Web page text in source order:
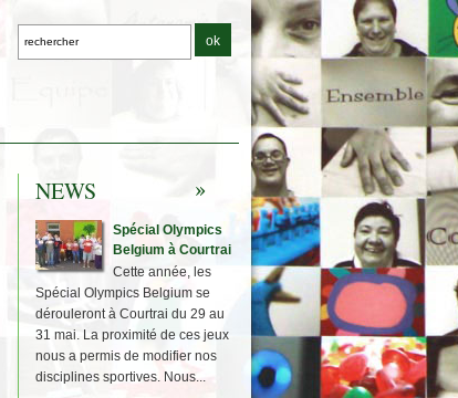
NEWS
Spécial Olympics
Belgium à Courtrai
Cette année, les
Spécial Olympics Belgium se
dérouleront à Courtrai du 29 au
31 mai. La proximité de ces jeux
nous a permis de modifier nos
disciplines sportives. Nous...